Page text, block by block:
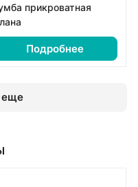
прикроватная
Подробнее
еще